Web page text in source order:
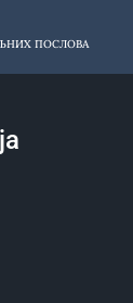
ПОСЛОВА